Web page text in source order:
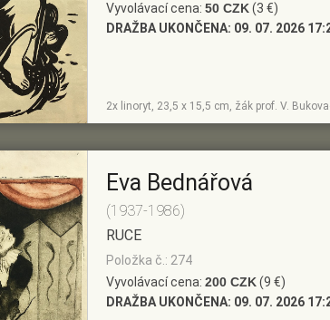
PŘIDAT DO
PŘEDVÝBĚRU
Vyvolávací cena: 50 CZK(3 €)
DRAŽBA UKONČENA: 09. 07. 2026
2x linoryt, 23,5 x 15,5 cm, žák prof. V.
Eva Bednářová
(1937-1986)
RUCE
Položka č.: 274
Vyvolávací cena: 200 CZK(9 €)
DRAŽBA UKONČENA: 09. 07. 2026